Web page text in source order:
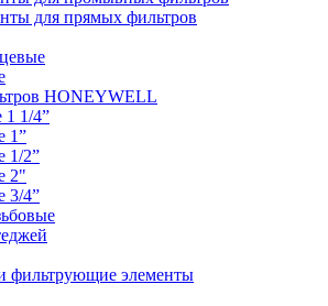
для прямых фильтров
HONEYWELL
1/4”
1”
1/2”
2"
3/4”
фильтрующие элементы